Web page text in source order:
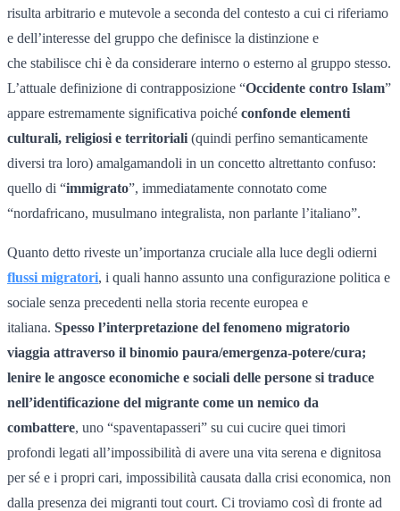
risulta arbitrario e mutevole a seconda del contesto a cui ci riferiamo
e dell’interesse del gruppo che definisce la distinzione e
che stabilisce chi è da considerare interno o esterno al gruppo stesso.
L’attuale definizione di contrapposizione “Occidente contro Islam”
appare estremamente significativa poiché confonde elementi
culturali, religiosi e territoriali (quindi perfino semanticamente
diversi tra loro) amalgamandoli in un concetto altrettanto confuso:
quello di “immigrato”, immediatamente connotato come
“nordafricano, musulmano integralista, non parlante l’italiano”.
Quanto detto riveste un’importanza cruciale alla luce degli odierni
flussi migratori, i quali hanno assunto una configurazione politica e
sociale senza precedenti nella storia recente europea e
italiana. Spesso l’interpretazione del fenomeno migratorio
viaggia attraverso il binomio paura/emergenza-potere/cura;
lenire le angosce economiche e sociali delle persone si traduce
nell’identificazione del migrante come un nemico da
combattere, uno “spaventapasseri” su cui cucire quei timori
profondi legati all’impossibilità di avere una vita serena e dignitosa
per sé e i propri cari, impossibilità causata dalla crisi economica, non
dalla presenza dei migranti tout court. Ci troviamo così di fronte ad